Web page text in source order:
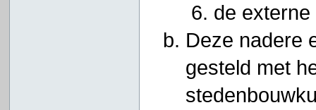
de
Deze nadere
gesteld met